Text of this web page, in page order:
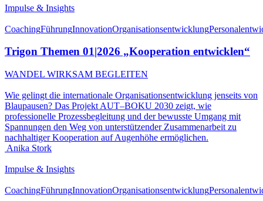
Impulse & Insights
CoachingFührungInnovationOrganisationsentwicklung
Trigon Themen 01|2026 „Kooperation entwicklen“
WANDEL WIRKSAM BEGLEITEN
Wie gelingt die internationale Organisationsentwicklung jenseits von
Blaupausen? Das Projekt AUT–BOKU 2030 zeigt, wie
professionelle Prozessbegleitung und der bewusste Umgang mit
Spannungen den Weg von unterstützender Zusammenarbeit zu
nachhaltiger Kooperation auf Augenhöhe ermöglichen.
Anika Stork
Impulse & Insights
CoachingFührungInnovationOrganisationsentwicklung